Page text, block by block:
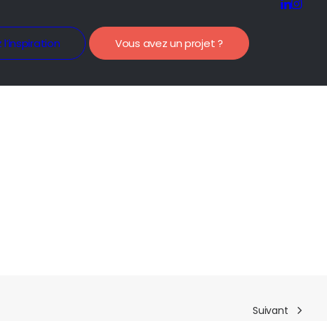
Vous avez un projet ?
Suivant